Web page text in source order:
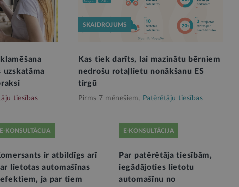
uzskatāma
tiesības
SKAIDROJUMS
Kas tiek darīts, lai mazinātu bērniem
nedrošu rotaļlietu nonākšanu ES
tirgū
Pirms 7 mēnešiem, Patērētāju tiesības
E-KONSULTĀCIJA
ir atbildīgs arī
lietotas automašīnas
ja par tiem
E-KONSULTĀCIJA
Par patērētāja tiesībām,
iegādājoties lietotu
automašīnu no